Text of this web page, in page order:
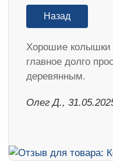
Назад
Хорошие
главное долго
деревянным.
Олег Д.,